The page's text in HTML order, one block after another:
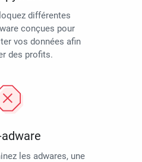
différentes
conçues pour
vos données afin
des profits.
les adwares, une